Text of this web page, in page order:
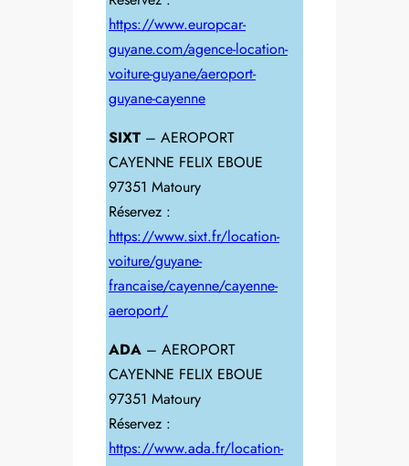
https://www.europcar-
guyane.com/agence-location-
voiture-guyane/aeroport-
guyane-cayenne
SIXT – AEROPORT
CAYENNE FELIX EBOUE
97351 Matoury
Réservez :
https://www.sixt.fr/location-
voiture/guyane-
francaise/cayenne/cayenne-
aeroport/
ADA – AEROPORT
CAYENNE FELIX EBOUE
97351 Matoury
Réservez :
https://www.ada.fr/location-